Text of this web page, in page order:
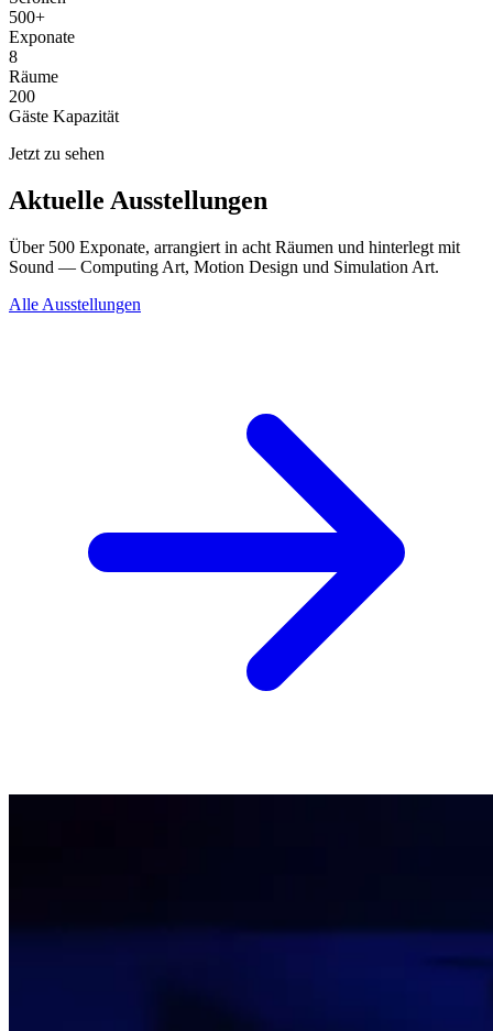
500+
Exponate
8
Räume
200
Gäste Kapazität
Jetzt zu sehen
Aktuelle Ausstellungen
Über 500 Exponate, arrangiert in acht Räumen und hinterlegt mit
Sound — Computing Art, Motion Design und Simulation Art.
Alle Ausstellungen